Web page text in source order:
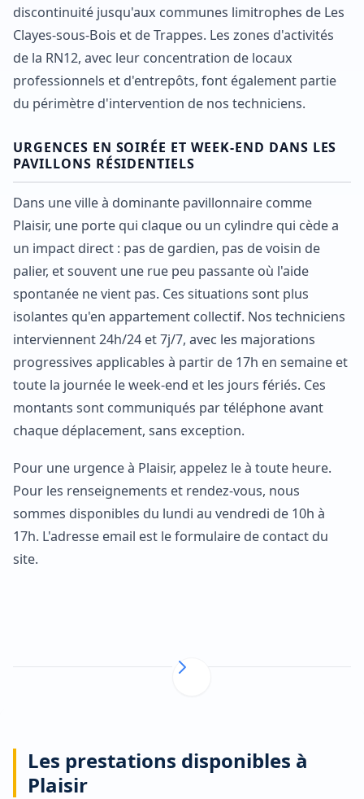
discontinuité jusqu'aux communes limitrophes de Les
Clayes-sous-Bois et de Trappes. Les zones d'activités
de la RN12, avec leur concentration de locaux
professionnels et d'entrepôts, font également partie
du périmètre d'intervention de nos techniciens.
URGENCES EN SOIRÉE ET WEEK-END DANS LES
PAVILLONS RÉSIDENTIELS
Dans une ville à dominante pavillonnaire comme
Plaisir, une porte qui claque ou un cylindre qui cède a
un impact direct : pas de gardien, pas de voisin de
palier, et souvent une rue peu passante où l'aide
spontanée ne vient pas. Ces situations sont plus
isolantes qu'en appartement collectif. Nos techniciens
interviennent 24h/24 et 7j/7, avec les majorations
progressives applicables à partir de 17h en semaine et
toute la journée le week-end et les jours fériés. Ces
montants sont communiqués par téléphone avant
chaque déplacement, sans exception.
Pour une urgence à Plaisir, appelez le à toute heure.
Pour les renseignements et rendez-vous, nous
sommes disponibles du lundi au vendredi de 10h à
17h. L'adresse email est le formulaire de contact du
site.
Les prestations disponibles à
Plaisir